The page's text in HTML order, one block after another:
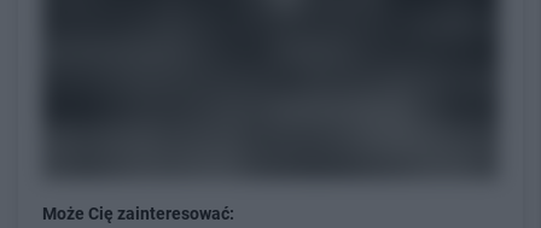
Może Cię zainteresować: